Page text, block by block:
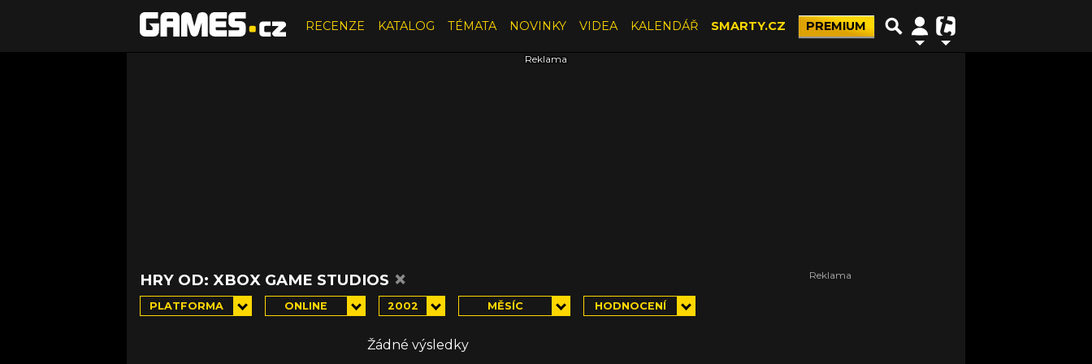
RECENZE KATALOG TÉMATA NOVINKY VIDEA KALENDÁŘ SMARTY.CZ PREMIUM
HRY OD: XBOX GAME STUDIOS ×
PLATFORMA ONLINE 2002 MĚSÍC HODNOCENÍ
Žádné výsledky